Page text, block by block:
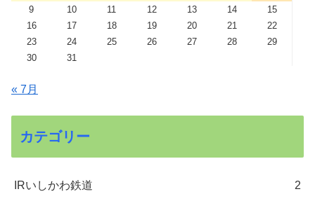
9
10 11 12 13 14
15
16
17 18 19 20 21
22
23
24 25 26 27 28
29
30
31
« 7月
カテゴリー
IRいしかわ鉄道 2